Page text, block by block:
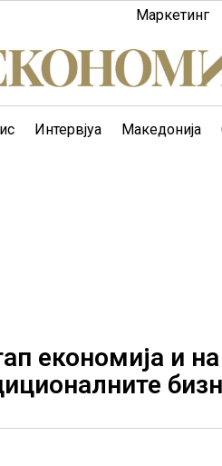
Маркетинг
Интервјуа Македонија
економија и